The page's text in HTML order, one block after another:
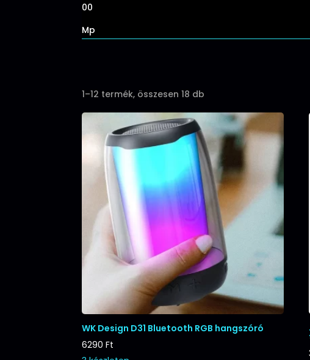
00
Mp
1–12 termék, összesen 18 db
popularity
WK Design D31 Bluetooth RGB hangszóró
6290Ft